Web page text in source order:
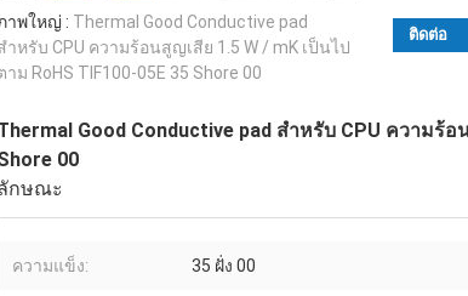
าพใหญ่ : Thermal Good Conductive pad
ำหรับ CPU ความร้อนสูญเสีย 1.5 W / mK เป็นไป
าม RoHS TIF100-05E 35 Shore 00
ติดต่อ
Good Conductive pad สำหรับ CPU ความร้อ
00
กษณะ
ความแข็ง: 35 ฝั่ง 00